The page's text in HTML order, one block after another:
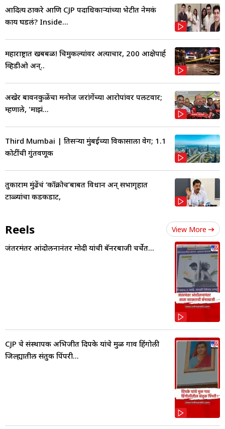
आदित्य ठाकरे आणि CJP पदाधिकाऱ्यांच्या भेटीत नेमकं
काय घडलं? Inside...
महाराष्ट्रात खबबळ! चिमुकल्यांवर अत्याचार, 200 आक्षेपार्ह
व्हिडीओ अन्..
अखेर बावनकुळेंचा मनोज जरांगेंच्या आरोपांवर पलटवार;
म्हणाले, 'माझं...
Third Mumbai | तिसऱ्या मुंबईच्या विकासाला वेग; 1.1
कोटींची गुंतवणूक
तुकाराम मुंढेंचं ‘कॉक्रोच’बाबत विधान अन् सभागृहात
टाळ्यांचा कडकडाट,
Reels View More
जंतरमंतर आंदोलनानंतर मोदी यांची बॅनरबाजी चर्चेत...
CJP चे संस्थापक अभिजीत दिपके यांचे मुळ गाव हिंगोली
जिल्ह्यातील संतुक पिंपरी...